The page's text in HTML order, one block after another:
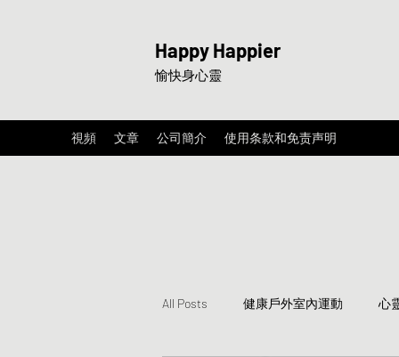
Happy Happier
愉快身心靈
視頻 文章 公司簡介 使用条款和免责声明
All Posts 健康戶外室內運動 心